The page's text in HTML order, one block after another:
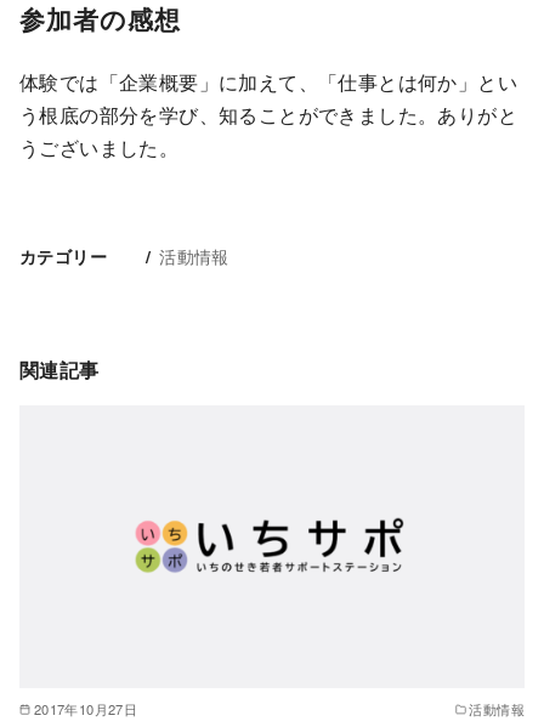
参加者の感想
体験では「企業概要」に加えて、「仕事とは何か」とい
う根底の部分を学び、知ることができました。ありがと
うございました。
カテゴリー 活動情報
関連記事
2017年10月27日 活動情報